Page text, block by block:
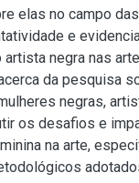
elas no campo
e
negra nas
da pesquisa
negras,
os desafios e
na arte,